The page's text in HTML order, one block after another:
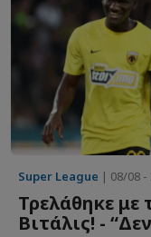
Super League | 08/08 -
Τρελάθηκε με
Βιτάλις! -